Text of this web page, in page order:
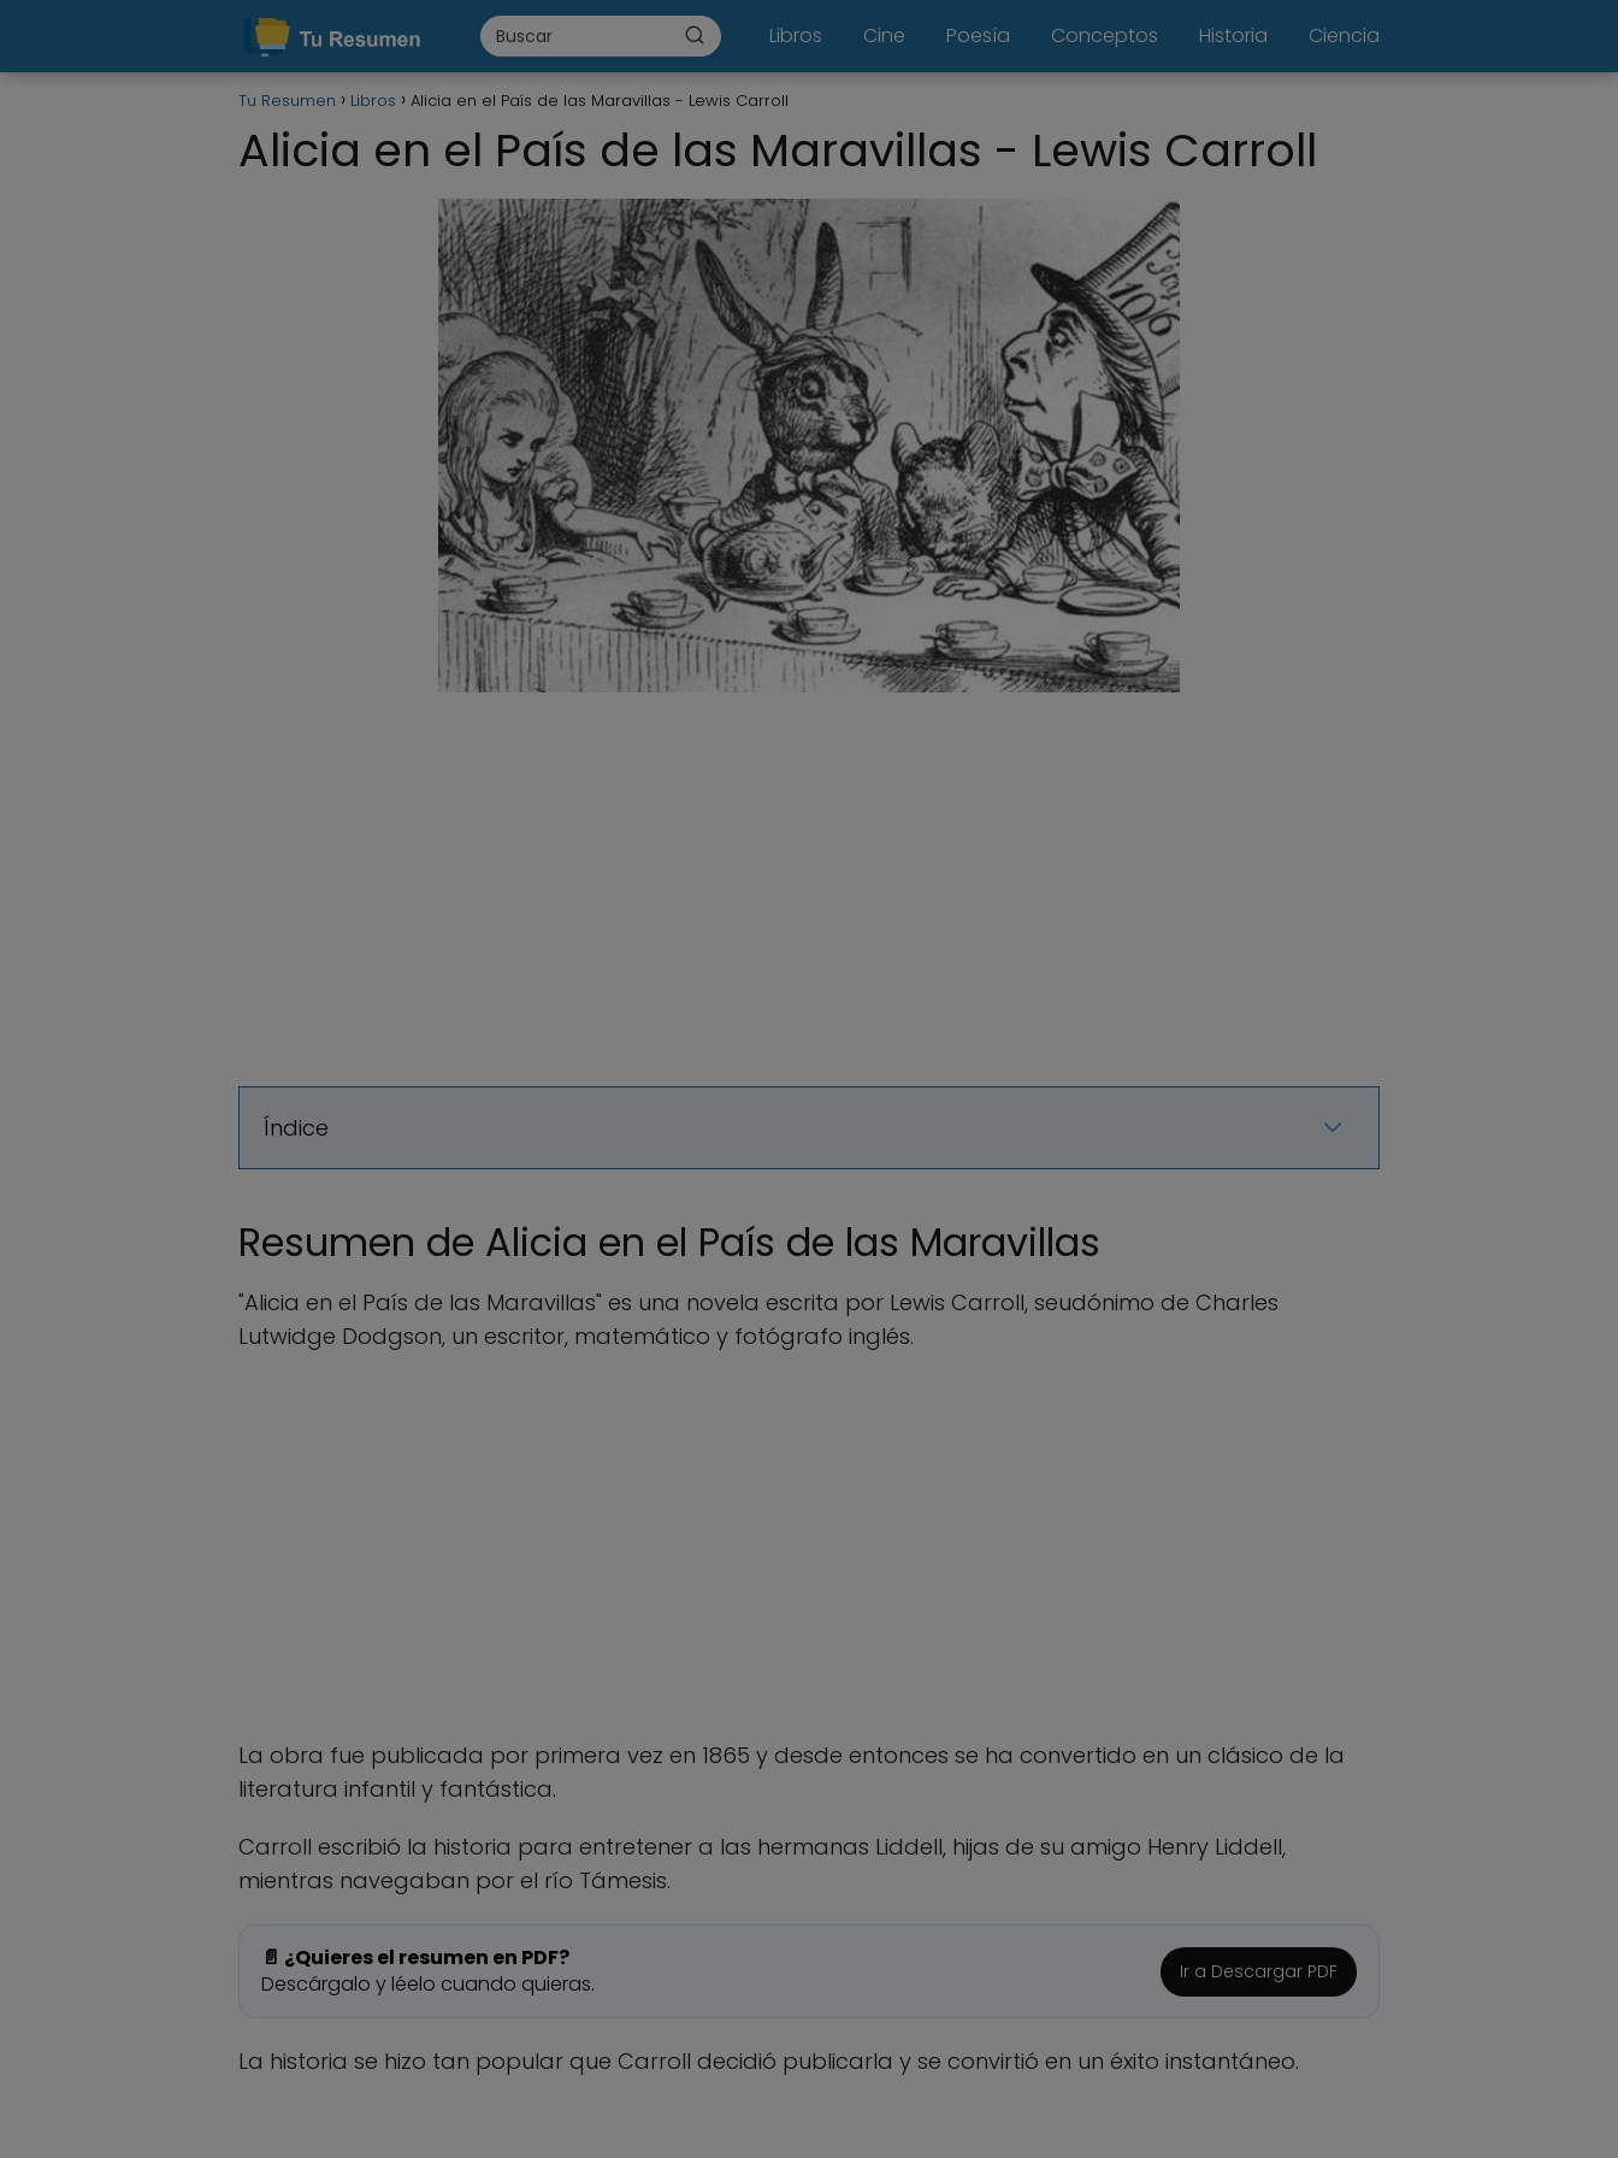
Libros Cine Poesía Conceptos Historia Ciencia
Tu Resumen Libros Alicia en el País de las Maravillas - Lewis Carroll
Alicia en el País de las Maravillas - Lewis Carroll
Índice
Resumen de Alicia en el País de las Maravillas
"Alicia en el País de las Maravillas" es una novela escrita por Lewis Carroll, seudónimo de Charles
Lutwidge Dodgson, un escritor, matemático y fotógrafo inglés.
La obra fue publicada por primera vez en 1865 y desde entonces se ha convertido en un clásico de la
literatura infantil y fantástica.
Carroll escribió la historia para entretener a las hermanas Liddell, hijas de su amigo Henry Liddell,
mientras navegaban por el río Támesis.
📄 ¿Quieres el resumen en PDF?
Descárgalo y léelo cuando quieras.
Ir a Descargar PDF
La historia se hizo tan popular que Carroll decidió publicarla y se convirtió en un éxito instantáneo.